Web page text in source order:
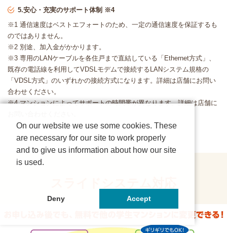
5.安心・充実のサポート体制 ※4
※1 通信速度はベストエフォートのため、一定の通信速度を保証するも
のではありません。
※2 別途、加入金がかかります。
※3 専用のLANケーブルを各住戸まで直結している「Ethernet方式」、
既存の電話線を利用してVDSLモデムで接続するLANシステム規格の
「VDSL方式」のいずれかの接続方式になります。詳細は店舗にお問い
合わせください。
※4 マンションによってサポートの時間帯が異なります。詳細は店舗に
On our website we use some cookies. These
are necessary for our site to work properly
and to give us information about how our site
is used.
Deny Accept